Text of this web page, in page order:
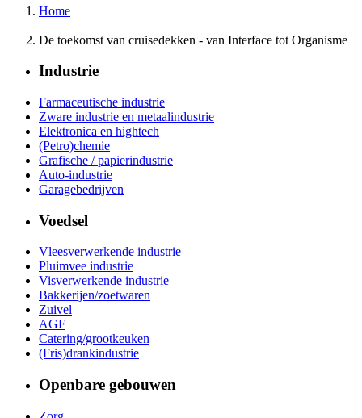
Home
De toekomst van cruisedekken - van Interface tot Organisme
Industrie
Farmaceutische industrie
Zware industrie en metaalindustrie
Elektronica en hightech
(Petro)chemie
Grafische / papierindustrie
Auto-industrie
Garagebedrijven
Voedsel
Vleesverwerkende industrie
Pluimvee industrie
Visverwerkende industrie
Bakkerijen/zoetwaren
Zuivel
AGF
Catering/grootkeuken
(Fris)drankindustrie
Openbare gebouwen